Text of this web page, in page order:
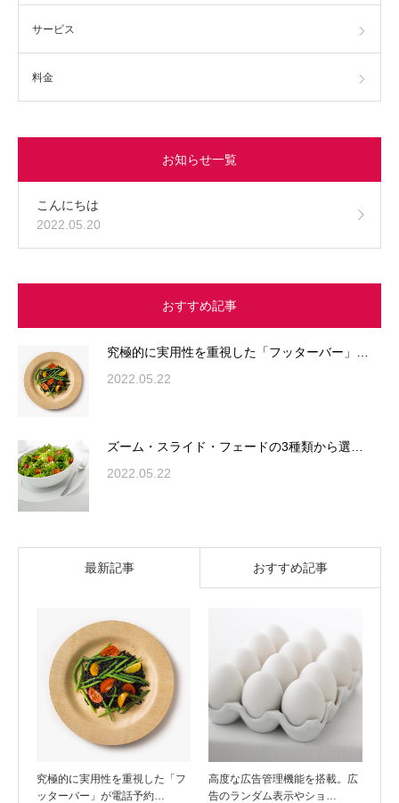
サービス
料金
お知らせ一覧
こんにちは
2022.05.20
おすすめ記事
究極的に実用性を重視した「フッターバー」…
2022.05.22
ズーム・スライド・フェードの3種類から選…
2022.05.22
最新記事 おすすめ記事
究極的に実用性を重視した「フ
ッターバー」が電話予約…
高度な広告管理機能を搭載。広
告のランダム表示やショ…